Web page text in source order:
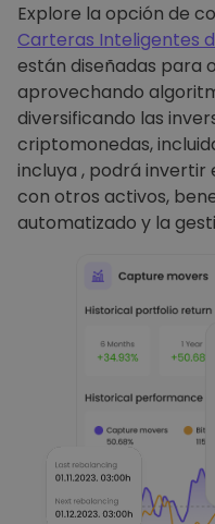
Explore la opción de
Carteras Inteligentes
están diseñadas para
aprovechando
diversificando las
criptomonedas,
incluya , podrá
con otros activos,
automatizado y la